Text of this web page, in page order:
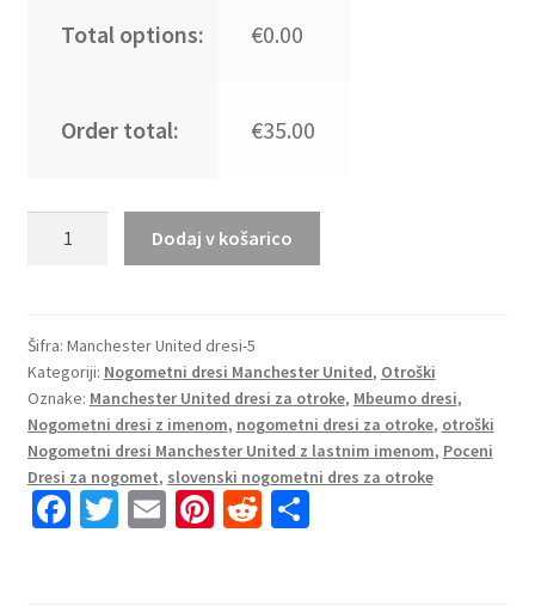
Total options: €0.00
Order total: €35.00
Tretji
2025-
26
Mbeumo
19
količina
Dodaj v košarico
Šifra: Manchester United dresi-5
Kategoriji: Nogometni dresi Manchester United, Otroški
Oznake: Manchester United dresi za otroke, Mbeumo dresi,
Nogometni dresi z imenom, nogometni dresi za otroke, otroški
Nogometni dresi Manchester United z lastnim imenom, Poceni
Dresi za nogomet, slovenski nogometni dres za otroke
Fa T E Pi R S